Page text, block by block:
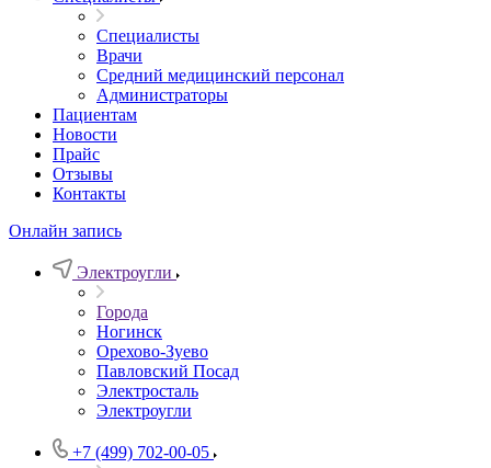
Специалисты
Врачи
Средний медицинский персонал
Администраторы
Пациентам
Новости
Прайс
Отзывы
Контакты
Онлайн запись
Электроугли
Города
Ногинск
Орехово-Зуево
Павловский Посад
Электросталь
Электроугли
+7 (499) 702-00-05